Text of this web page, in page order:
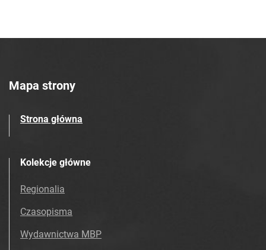
Mapa strony
Strona główna
Kolekcje główne
Regionalia
Czasopisma
Wydawnictwa MBP